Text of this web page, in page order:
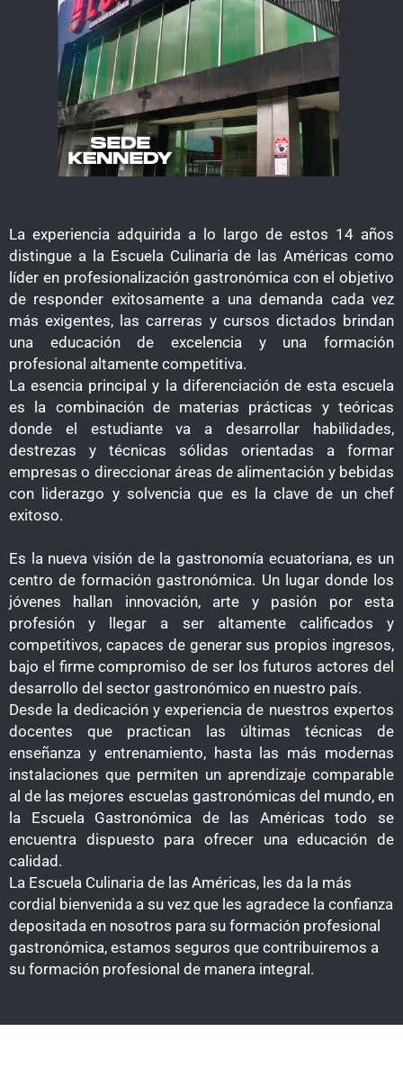
La experiencia adquirida a lo largo de estos 14 años
distingue a la Escuela Culinaria de las Américas como
líder en profesionalización gastronómica con el objetivo
de responder exitosamente a una demanda cada vez
más exigentes, las carreras y cursos dictados brindan
una educación de excelencia y una formación
profesional altamente competitiva.
La esencia principal y la diferenciación de esta escuela
es la combinación de materias prácticas y teóricas
donde el estudiante va a desarrollar habilidades,
destrezas y técnicas sólidas orientadas a formar
empresas o direccionar áreas de alimentación y bebidas
con liderazgo y solvencia que es la clave de un chef
exitoso.
Es la nueva visión de la gastronomía ecuatoriana, es un
centro de formación gastronómica. Un lugar donde los
jóvenes hallan innovación, arte y pasión por esta
profesión y llegar a ser altamente calificados y
competitivos, capaces de generar sus propios ingresos,
bajo el firme compromiso de ser los futuros actores del
desarrollo del sector gastronómico en nuestro país.
Desde la dedicación y experiencia de nuestros expertos
docentes que practican las últimas técnicas de
enseñanza y entrenamiento, hasta las más modernas
instalaciones que permiten un aprendizaje comparable
al de las mejores escuelas gastronómicas del mundo, en
la Escuela Gastronómica de las Américas todo se
encuentra dispuesto para ofrecer una educación de
calidad.
La Escuela Culinaria de las Américas, les da la más
cordial bienvenida a su vez que les agradece la confianza
depositada en nosotros para su formación profesional
gastronómica, estamos seguros que contribuiremos a
su formación profesional de manera integral.